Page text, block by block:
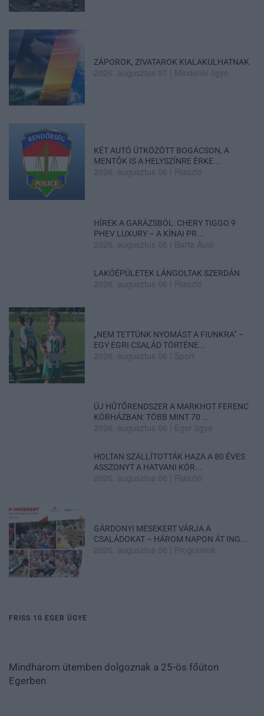
ZÁPOROK, ZIVATAROK KIALAKULHATNAK
2026. augusztus 07 Mindenki ügye
KÉT AUTÓ ÜTKÖZÖTT BOGÁCSON, A
MENTŐK IS A HELYSZÍNRE ÉRKE...
2026. augusztus 06 Riasztó
HÍREK A GARÁZSBÓL: CHERY TIGGO 9
PHEV LUXURY – A KÍNAI PR...
2026. augusztus 06 Barta Autó
LAKÓÉPÜLETEK LÁNGOLTAK SZERDÁN
2026. augusztus 06 Riasztó
„NEM TETTÜNK NYOMÁST A FIUNKRA” –
EGY EGRI CSALÁD TÖRTÉNE...
2026. augusztus 06 Sport
ÚJ HŰTŐRENDSZER A MARKHOT FERENC
KÓRHÁZBAN: TÖBB MINT 70 ...
2026. augusztus 06 Eger ügye
HOLTAN SZÁLLÍTOTTÁK HAZA A 80 ÉVES
ASSZONYT A HATVANI KÓR...
2026. augusztus 06 Riasztó
GÁRDONYI MESEKERT VÁRJA A
CSALÁDOKAT – HÁROM NAPON ÁT ING...
2026. augusztus 06 Programok
FRISS 10 EGER ÜGYE
Mindhárom ütemben dolgoznak a 25-ös főúton
Egerben